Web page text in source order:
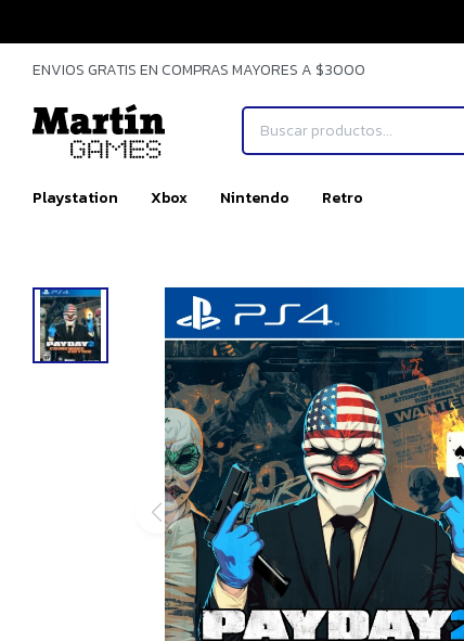
Playstation Xbox Nintendo Retro
ENVIOS GRATIS EN COMPRAS MAYORES A $3000